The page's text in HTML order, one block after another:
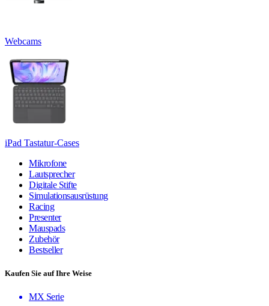
Webcams
iPad Tastatur-Cases
Mikrofone
Lautsprecher
Digitale Stifte
Simulationsausrüstung
Racing
Presenter
Mauspads
Zubehör
Bestseller
Kaufen Sie auf Ihre Weise
MX Serie